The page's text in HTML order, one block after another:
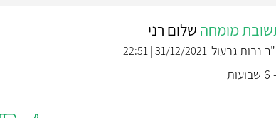
מומחה שלום רני
נבות גבעול 31/12/2021 | 22:51